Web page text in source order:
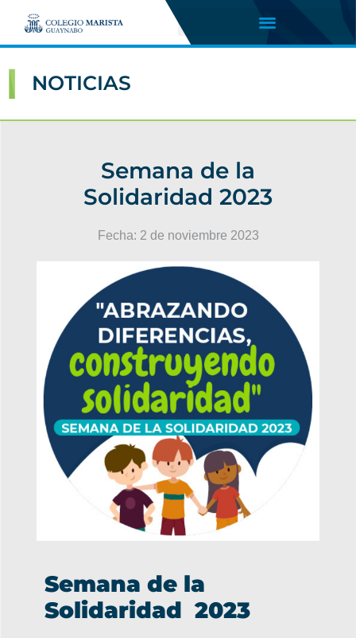
NOTICIAS
Semana de la
Solidaridad 2023
Fecha: 2 de noviembre 2023
Semana de la
Solidaridad 2023